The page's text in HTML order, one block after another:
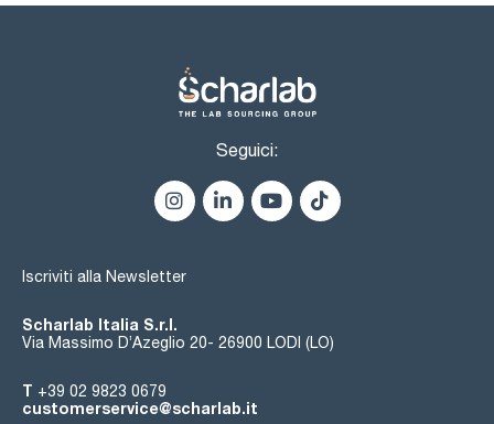
Seguici:
Iscriviti alla Newsletter
Scharlab Italia S.r.l.
Via Massimo D’Azeglio 20- 26900 LODI (LO)
T +39 02 9823 0679
customerservice@scharlab.it